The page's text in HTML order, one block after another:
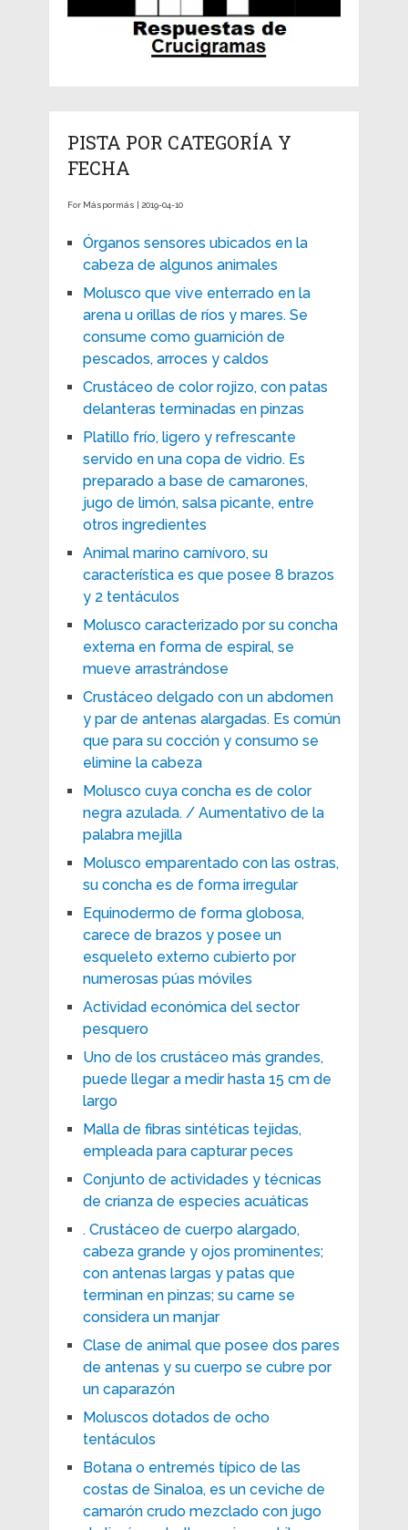
PISTA POR CATEGORÍA Y
FECHA
For Máspormás | 2019-04-10
Órganos sensores ubicados en la
cabeza de algunos animales
Molusco que vive enterrado en la
arena u orillas de ríos y mares. Se
consume como guarnición de
pescados, arroces y caldos
Crustáceo de color rojizo, con patas
delanteras terminadas en pinzas
Platillo frío, ligero y refrescante
servido en una copa de vidrio. Es
preparado a base de camarones,
jugo de limón, salsa picante, entre
otros ingredientes
Animal marino carnívoro, su
característica es que posee 8 brazos
y 2 tentáculos
Molusco caracterizado por su concha
externa en forma de espiral, se
mueve arrastrándose
Crustáceo delgado con un abdomen
y par de antenas alargadas. Es común
que para su cocción y consumo se
elimine la cabeza
Molusco cuya concha es de color
negra azulada. / Aumentativo de la
palabra mejilla
Molusco emparentado con las ostras,
su concha es de forma irregular
Equinodermo de forma globosa,
carece de brazos y posee un
esqueleto externo cubierto por
numerosas púas móviles
Actividad económica del sector
pesquero
Uno de los crustáceo más grandes,
puede llegar a medir hasta 15 cm de
largo
Malla de fibras sintéticas tejidas,
empleada para capturar peces
Conjunto de actividades y técnicas
de crianza de especies acuáticas
. Crustáceo de cuerpo alargado,
cabeza grande y ojos prominentes;
con antenas largas y patas que
terminan en pinzas; su carne se
considera un manjar
Clase de animal que posee dos pares
de antenas y su cuerpo se cubre por
un caparazón
Moluscos dotados de ocho
tentáculos
Botana o entremés típico de las
costas de Sinaloa, es un ceviche de
camarón crudo mezclado con jugo